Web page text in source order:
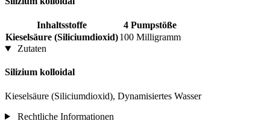
Inhaltsstoffe
4 Pumpstöße
Kieselsäure (Siliciumdioxid)100 Milligramm
Zutaten
Silizium kolloidal
Kieselsäure (Siliciumdioxid), Dynamisiertes Wasser
Rechtliche Informationen